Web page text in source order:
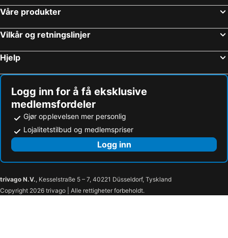
Våre produkter
Vilkår og retningslinjer
Hjelp
Logg inn for å få eksklusive
medlemsfordeler
Gjør opplevelsen mer personlig
Lojalitetstilbud og medlemspriser
Logg inn
trivago N.V., Kesselstraße 5 – 7, 40221 Düsseldorf, Tyskland
Copyright 2026 trivago | Alle rettigheter forbeholdt.